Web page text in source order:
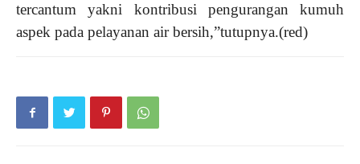
tercantum yakni kontribusi pengurangan kumuh
aspek pada pelayanan air bersih,”tutupnya.(red)